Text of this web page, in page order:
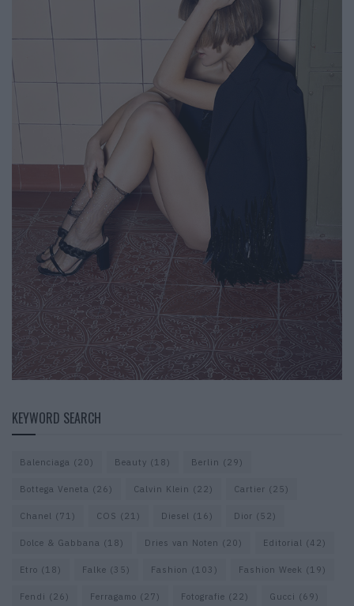
KEYWORD SEARCH
Balenciaga (20) Beauty (18) Berlin (29)
Bottega Veneta (26) Calvin Klein (22) Cartier (25)
Chanel (71) COS (21) Diesel (16) Dior (52)
Dolce & Gabbana (18) Dries van Noten (20) Editorial (42)
Etro (18) Falke (35) Fashion (103) Fashion Week (19)
Fendi (26) Ferragamo (27) Fotografie (22) Gucci (69)